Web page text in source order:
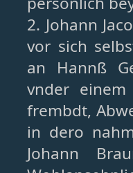
2. Johann
vor sich
an Hannß
vnder einem
frembdt,
in dero
Johann